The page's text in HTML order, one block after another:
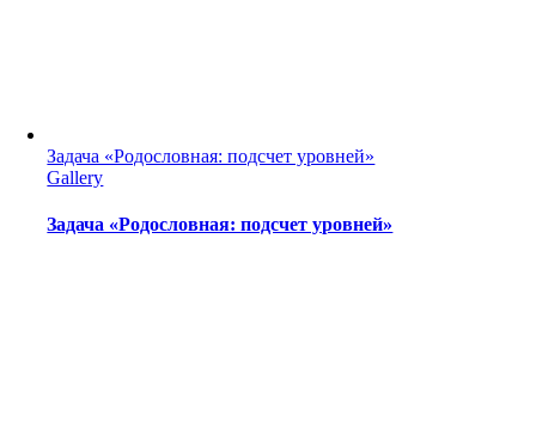
Задача «Родословная: подсчет уровней»
Gallery
Задача «Родословная: подсчет уровней»